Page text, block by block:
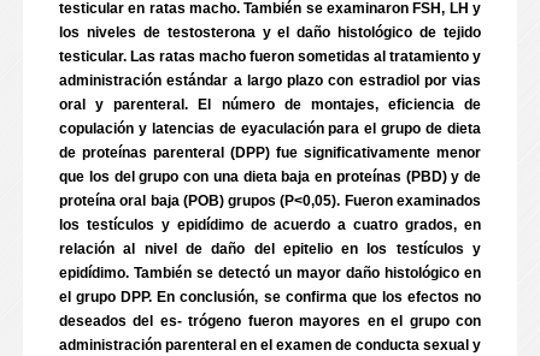
testicular en ratas macho. También se examinaron FSH, LH y
los niveles de testosterona y el daño histológico de tejido
testicular. Las ratas macho fueron sometidas al tratamiento y
administración estándar a largo plazo con estradiol por vias
oral y parenteral. El número de montajes, eficiencia de
copulación y latencias de eyaculación para el grupo de dieta
de proteínas parenteral (DPP) fue significativamente menor
que los del grupo con una dieta baja en proteínas (PBD) y de
proteína oral baja (POB) grupos (P<0,05). Fueron examinados
los testículos y epidídimo de acuerdo a cuatro grados, en
relación al nivel de daño del epitelio en los testículos y
epidídimo. También se detectó un mayor daño histológico en
el grupo DPP. En conclusión, se confirma que los efectos no
deseados del es- trógeno fueron mayores en el grupo con
administración parenteral en el examen de conducta sexual y